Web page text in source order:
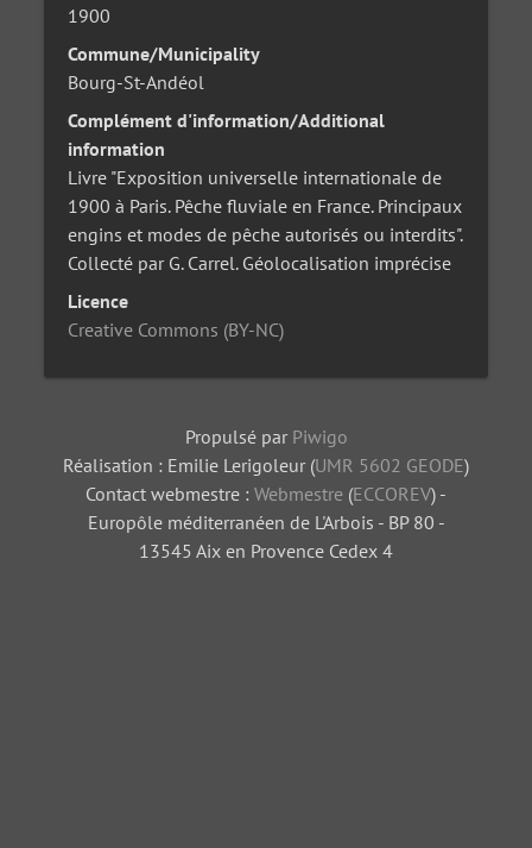
1900
Commune/Municipality
Bourg-St-Andéol
Complément d'information/Additional
information
Livre "Exposition universelle internationale de
1900 à Paris. Pêche fluviale en France. Principaux
engins et modes de pêche autorisés ou interdits".
Collecté par G. Carrel. Géolocalisation imprécise
Licence
Creative Commons (BY-NC)
Propulsé par Piwigo
Réalisation : Emilie Lerigoleur (UMR 5602 GEODE)
Contact webmestre : Webmestre (ECCOREV) -
Europôle méditerranéen de L'Arbois - BP 80 -
13545 Aix en Provence Cedex 4